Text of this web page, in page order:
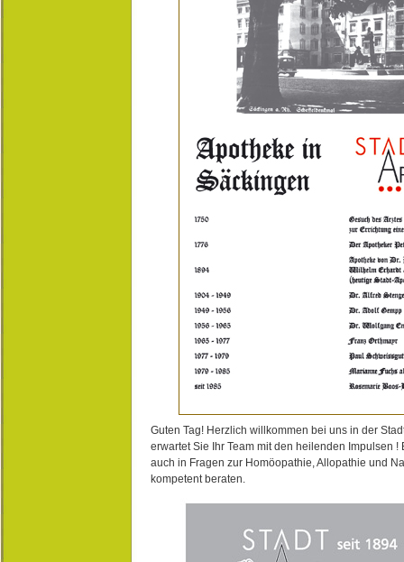
Guten Tag! Herzlich willkommen bei uns in der
erwartet Sie Ihr Team mit den heilenden Impulsen !
auch in Fragen zur Homöopathie, Allopathie und
kompetent beraten.